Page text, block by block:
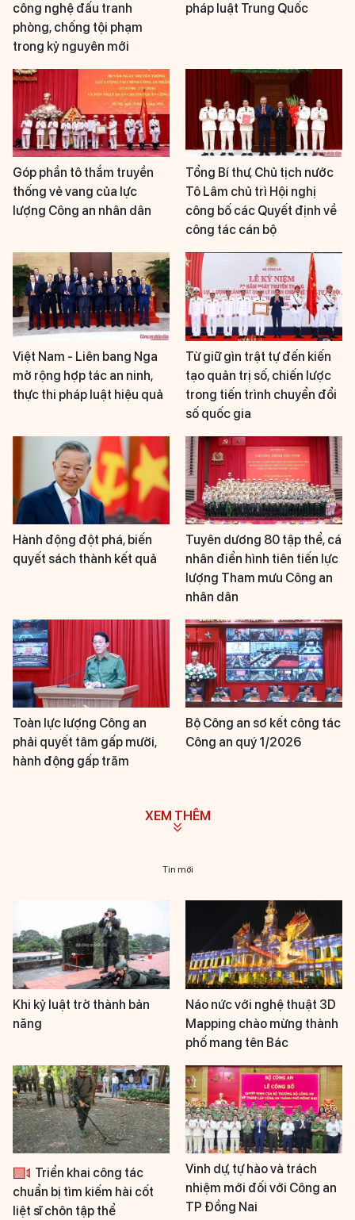
công nghệ đấu tranh
phòng, chống tội phạm
trong kỷ nguyên mới
pháp luật Trung Quốc
Góp phần tô thắm truyền
thống vẻ vang của lực
lượng Công an nhân dân
Tổng Bí thư, Chủ tịch nước
Tô Lâm chủ trì Hội nghị
công bố các Quyết định về
công tác cán bộ
Việt Nam - Liên bang Nga
mở rộng hợp tác an ninh,
thực thi pháp luật hiệu quả
Từ giữ gìn trật tự đến kiến
tạo quản trị số, chiến lược
trong tiến trình chuyển đổi
số quốc gia
Hành động đột phá, biến
quyết sách thành kết quả
Tuyên dương 80 tập thể, cá
nhân điển hình tiên tiến lực
lượng Tham mưu Công an
nhân dân
Toàn lực lượng Công an
phải quyết tâm gấp mười,
hành động gấp trăm
Bộ Công an sơ kết công tác
Công an quý 1/2026
XEM THÊM
Tin mới
Khi kỷ luật trở thành bản
năng
Náo nức với nghệ thuật 3D
Mapping chào mừng thành
phố mang tên Bác
Triển khai công tác
chuẩn bị tìm kiếm hài cốt
liệt sĩ chôn tập thể
Vinh dự, tự hào và trách
nhiệm mới đối với Công an
TP Đồng Nai